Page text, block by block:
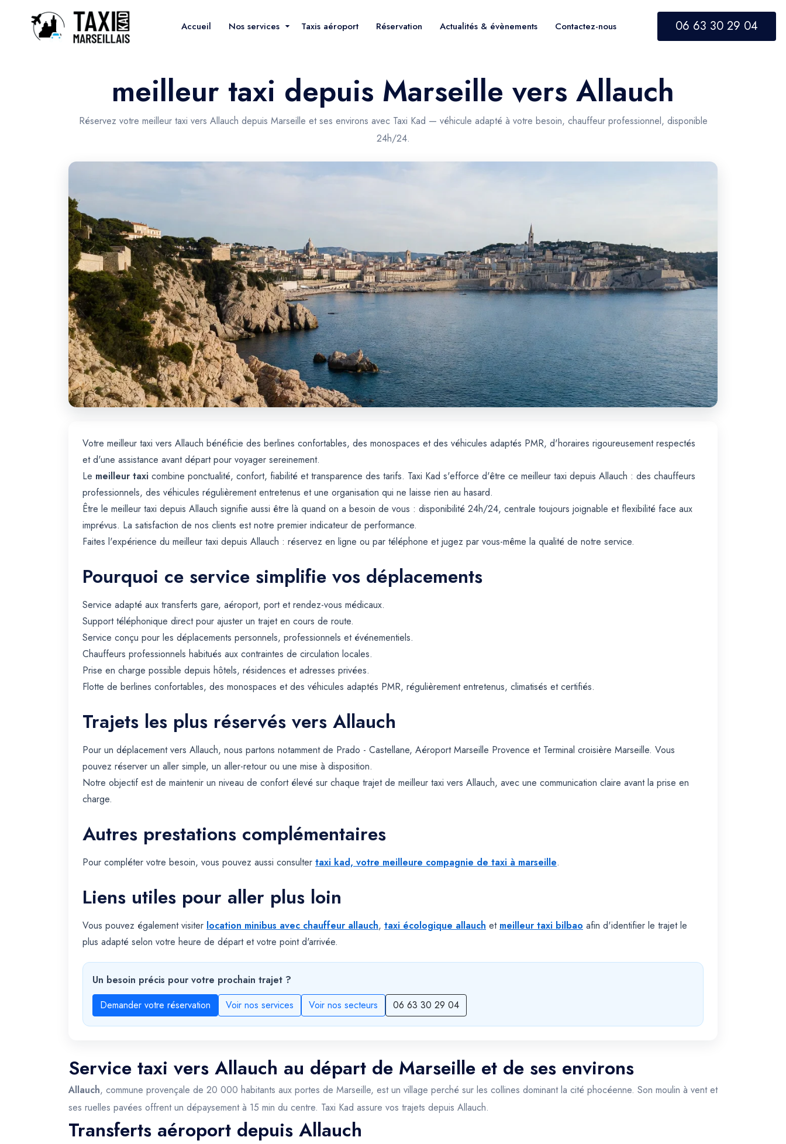
Accueil Nos services Taxis aéroport Réservation Actualités & évènements Contactez-nous 06 63 30 29 04
meilleur taxi depuis Marseille vers Allauch
Réservez votre meilleur taxi vers Allauch depuis Marseille et ses environs avec Taxi Kad — véhicule adapté à votre besoin, chauffeur professionnel, disponible
24h/24.
Votre meilleur taxi vers Allauch bénéficie des berlines confortables, des monospaces et des véhicules adaptés PMR, d'horaires rigoureusement respectés
et d'une assistance avant départ pour voyager sereinement.
Le meilleur taxi combine ponctualité, confort, fiabilité et transparence des tarifs. Taxi Kad s'efforce d'être ce meilleur taxi depuis Allauch : des chauffeurs
professionnels, des véhicules régulièrement entretenus et une organisation qui ne laisse rien au hasard.
Être le meilleur taxi depuis Allauch signifie aussi être là quand on a besoin de vous : disponibilité 24h/24, centrale toujours joignable et flexibilité face aux
imprévus. La satisfaction de nos clients est notre premier indicateur de performance.
Faites l'expérience du meilleur taxi depuis Allauch : réservez en ligne ou par téléphone et jugez par vous-même la qualité de notre service.
Pourquoi ce service simplifie vos déplacements
Service adapté aux transferts gare, aéroport, port et rendez-vous médicaux.
Support téléphonique direct pour ajuster un trajet en cours de route.
Service conçu pour les déplacements personnels, professionnels et événementiels.
Chauffeurs professionnels habitués aux contraintes de circulation locales.
Prise en charge possible depuis hôtels, résidences et adresses privées.
Flotte de berlines confortables, des monospaces et des véhicules adaptés PMR, régulièrement entretenus, climatisés et certifiés.
Trajets les plus réservés vers Allauch
Pour un déplacement vers Allauch, nous partons notamment de Prado - Castellane, Aéroport Marseille Provence et Terminal croisière Marseille. Vous
pouvez réserver un aller simple, un aller-retour ou une mise à disposition.
Notre objectif est de maintenir un niveau de confort élevé sur chaque trajet de meilleur taxi vers Allauch, avec une communication claire avant la prise en
charge.
Autres prestations complémentaires
Pour compléter votre besoin, vous pouvez aussi consulter taxi kad, votre meilleure compagnie de taxi à marseille.
Liens utiles pour aller plus loin
Vous pouvez également visiter location minibus avec chauffeur allauch, taxi écologique allauch et meilleur taxi bilbao afin d'identifier le trajet le
plus adapté selon votre heure de départ et votre point d'arrivée.
Un besoin précis pour votre prochain trajet ?
Demander votre réservation
Voir nos services Voir nos secteurs 06 63 30 29 04
Service taxi vers Allauch au départ de Marseille et de ses environs
Allauch, commune provençale de 20 000 habitants aux portes de Marseille, est un village perché sur les collines dominant la cité phocéenne. Son moulin à vent et
ses ruelles pavées offrent un dépaysement à 15 min du centre. Taxi Kad assure vos trajets depuis Allauch.
Transferts aéroport depuis Allauch